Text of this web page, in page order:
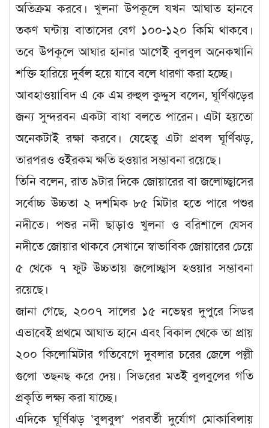
অতিক্রম করবে। খুলনা উপকূলে যখন আঘাত হানবে
তকণ ঘন্টায় বাতাসের বেগ ১০০-১২০ কিমি থাকবে।
তবে উপকূলে আঘার হানার আগেই বুলবুল অনেকখানি
শক্তি হারিয়ে দুর্বল হয়ে যাবে বলে ধারণা করা হচ্ছে।
আবহাওয়াবিদ এ কে এম রুহুল কুদ্দুস বলেন, ঘূর্ণিঝড়ের
জন্য সুন্দরবন একটা বাধা বলতে পারেন। এটা হয়তো
অনেকটাই রক্ষা করবে। যেহেতু এটা প্রবল ঘূর্ণিঝড়,
তারপরও ওইরকম ক্ষতি হওয়ার সম্ভাবনা রয়েছে।
তিনি বলেন, রাত ৯টার দিকে জোয়ারের বা জলোচ্ছ্বাসের
সর্বোচ্চ উচ্চতা ২ দশমিক ৮৫ মিটার হতে পারে পশুর
নদীতে। পশুর নদী ছাড়াও খুলনা ও বরিশালে যেসব
নদীতে জোয়ার থাকবে সেখানে স্বাভাবিক জোয়ারের চেয়ে
৫ থেকে ৭ ফুট উচ্চতায় জলোচ্ছ্বাস হওয়ার সম্ভাবনা
রয়েছে।
জানা গেছে, ২০০৭ সালের ১৫ নভেম্বর দুপুরে সিডর
এভাবেই প্রথমে আঘাত হানে এবং বিকাল থেকে তা প্রায়
২০০ কিলোমিটার গতিবেগে দুবলার চরের জেলে পল্লী
গুলো তছনছ করে দেয়। সিডরের মতই বুলবুলের গতি
প্রকৃতি লক্ষ্য করা যাচ্ছে।
এদিকে ঘূর্ণিঝড় ‘বুলবুল’ পরবর্তী দুর্যোগ মোকাবিলায়